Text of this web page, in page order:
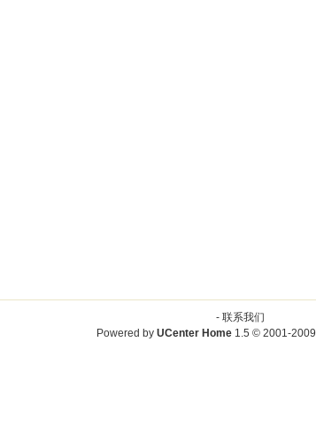
- 联系我们
Powered by UCenter Home 1.5 © 2001-2009